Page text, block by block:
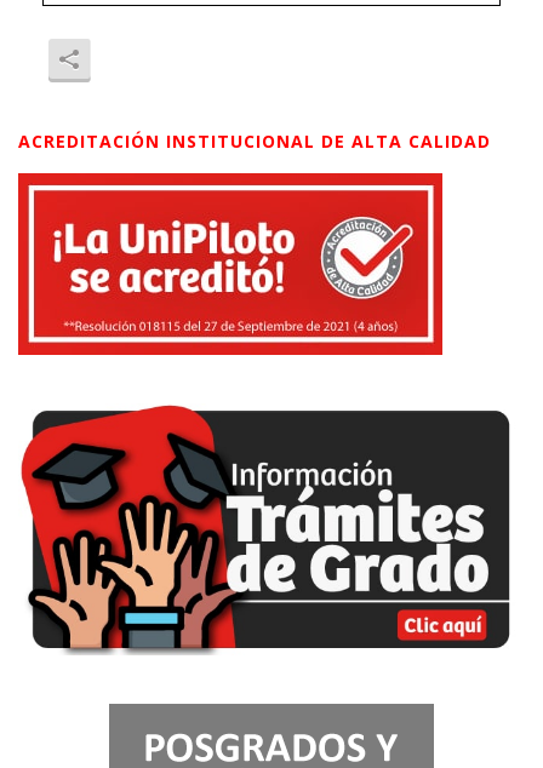
ACREDITACIÓN INSTITUCIONAL DE ALTA CALIDAD